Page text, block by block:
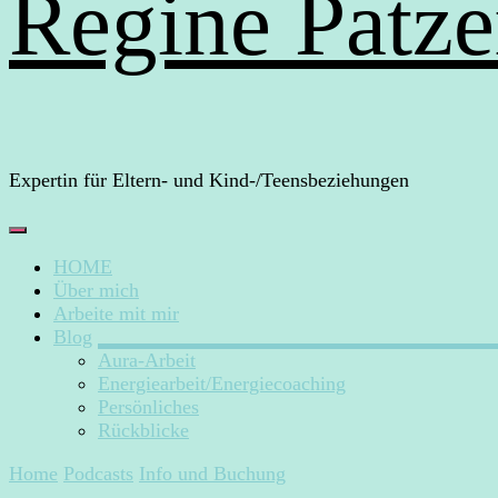
Regine
Expertin für Eltern- und Kind-/Teensbeziehungen
HOME
Über mich
Arbeite mit mir
Blog
Aura-Arbeit
Energiearbeit/Energiecoaching
Persönliches
Rückblicke
Home Podcasts Info und Buchung